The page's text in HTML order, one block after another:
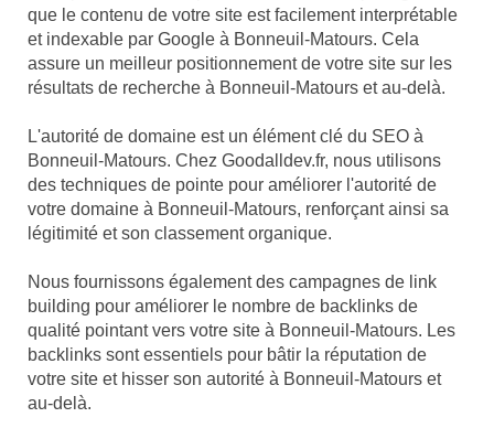
que le contenu de votre site est facilement interprétable
et indexable par Google à Bonneuil-Matours. Cela
assure un meilleur positionnement de votre site sur les
résultats de recherche à Bonneuil-Matours et au-delà.
L'autorité de domaine est un élément clé du SEO à
Bonneuil-Matours. Chez Goodalldev.fr, nous utilisons
des techniques de pointe pour améliorer l'autorité de
votre domaine à Bonneuil-Matours, renforçant ainsi sa
légitimité et son classement organique.
Nous fournissons également des campagnes de link
building pour améliorer le nombre de backlinks de
qualité pointant vers votre site à Bonneuil-Matours. Les
backlinks sont essentiels pour bâtir la réputation de
votre site et hisser son autorité à Bonneuil-Matours et
au-delà.